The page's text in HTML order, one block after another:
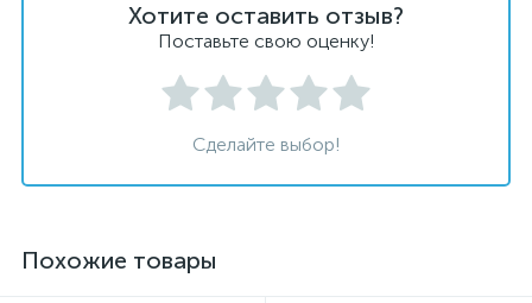
Хотите оставить отзыв?
Поставьте свою оценку!
Сделайте выбор!
Похожие товары